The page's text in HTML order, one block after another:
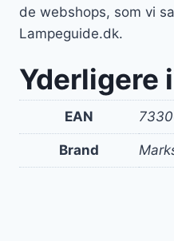
de webshops, som vi
Lampeguide.dk.
Yderligere
EAN
Brand